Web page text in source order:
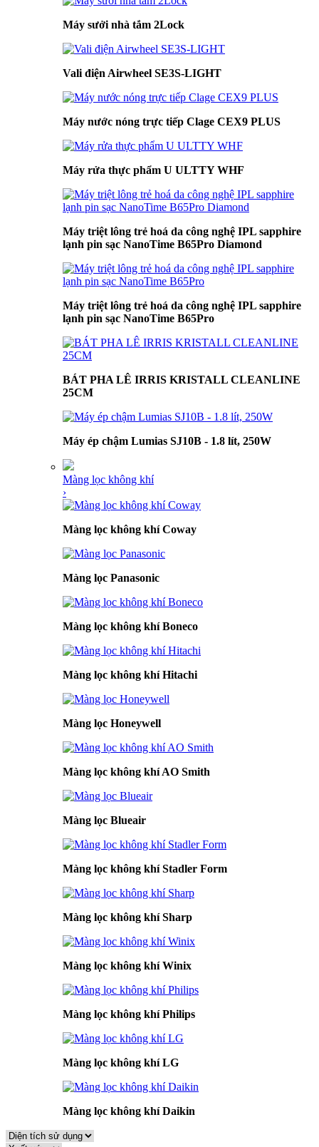
Máy sưởi nhà tắm 2Lock
Vali điện Airwheel SE3S-LIGHT
Máy nước nóng trực tiếp Clage CEX9 PLUS
Máy rửa thực phẩm U ULTTY WHF
Máy triệt lông trẻ hoá da công nghệ IPL sapphire
lạnh pin sạc NanoTime B65Pro Diamond
Máy triệt lông trẻ hoá da công nghệ IPL sapphire
lạnh pin sạc NanoTime B65Pro
BÁT PHA LÊ IRRIS KRISTALL CLEANLINE
25CM
Máy ép chậm Lumias SJ10B - 1.8 lít, 250W
Màng lọc không khí
›
Màng lọc không khí Coway
Màng lọc Panasonic
Màng lọc không khí Boneco
Màng lọc không khí Hitachi
Màng lọc Honeywell
Màng lọc không khí AO Smith
Màng lọc Blueair
Màng lọc không khí Stadler Form
Màng lọc không khí Sharp
Màng lọc không khí Winix
Màng lọc không khí Philips
Màng lọc không khí LG
Màng lọc không khí Daikin